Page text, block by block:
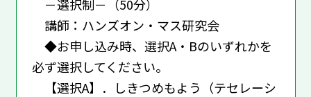
－選択制－（50分）
講師：ハンズオン・マス研究会
◆お申し込み時、選択A・Bのいずれかを
必ず選択してください。
【選択A】．しきつめもよう（テセレーシ